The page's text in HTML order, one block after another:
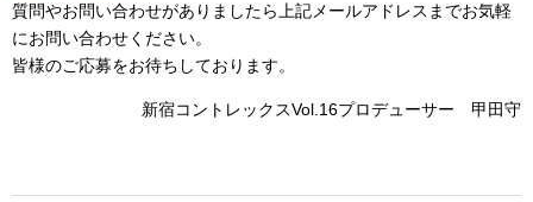
質問やお問い合わせがありましたら上記メールアドレスまでお気軽
にお問い合わせください。
皆様のご応募をお待ちしております。
新宿コントレックスVol.16プロデューサー 甲田守